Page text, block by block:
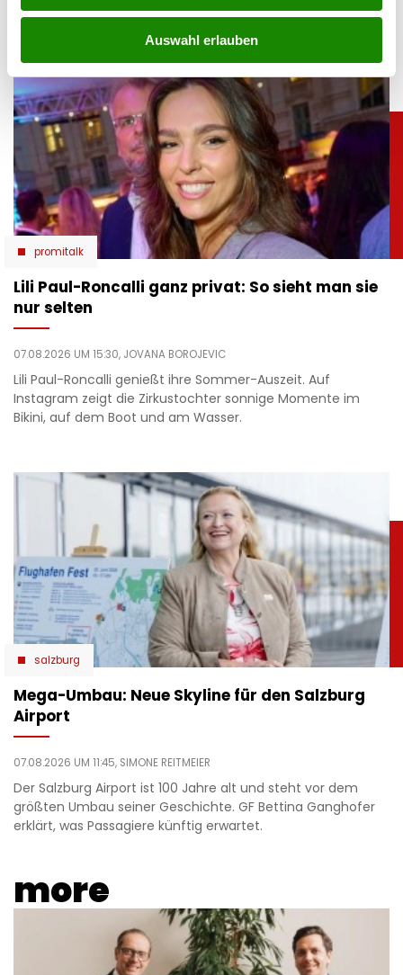
Auswahl erlauben
genießt entspannte Stunden am Meer.
promitalk
Lili Paul-Roncalli ganz privat: So sieht man sie
nur selten
07.08.2026 UM 15:30, JOVANA BOROJEVIC
Lili Paul-Roncalli genießt ihre Sommer-Auszeit. Auf
Instagram zeigt die Zirkustochter sonnige Momente im
Bikini, auf dem Boot und am Wasser.
salzburg
Mega-Umbau: Neue Skyline für den Salzburg
Airport
07.08.2026 UM 11:45, SIMONE REITMEIER
Der Salzburg Airport ist 100 Jahre alt und steht vor dem
größten Umbau seiner Geschichte. GF Bettina Ganghofer
erklärt, was Passagiere künftig erwartet.
more